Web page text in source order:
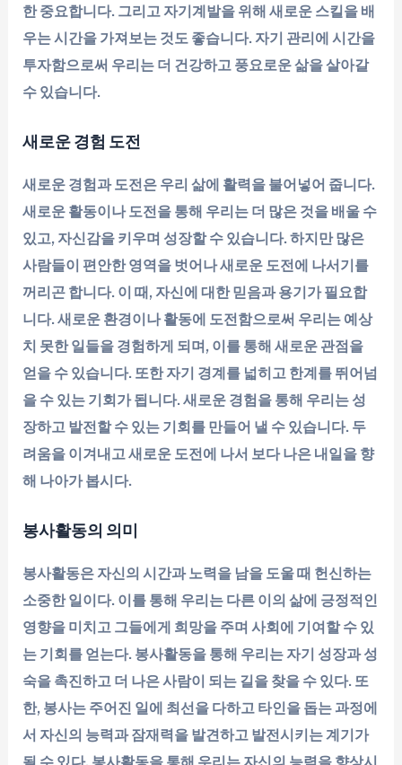
한 중요합니다. 그리고 자기계발을 위해 새로운 스킬을 배
우는 시간을 가져보는 것도 좋습니다. 자기 관리에 시간을
투자함으로써 우리는 더 건강하고 풍요로운 삶을 살아갈
수 있습니다.
새로운 경험 도전
새로운 경험과 도전은 우리 삶에 활력을 불어넣어 줍니다.
새로운 활동이나 도전을 통해 우리는 더 많은 것을 배울 수
있고, 자신감을 키우며 성장할 수 있습니다. 하지만 많은
사람들이 편안한 영역을 벗어나 새로운 도전에 나서기를
꺼리곤 합니다. 이 때, 자신에 대한 믿음과 용기가 필요합
니다. 새로운 환경이나 활동에 도전함으로써 우리는 예상
치 못한 일들을 경험하게 되며, 이를 통해 새로운 관점을
얻을 수 있습니다. 또한 자기 경계를 넓히고 한계를 뛰어넘
을 수 있는 기회가 됩니다. 새로운 경험을 통해 우리는 성
장하고 발전할 수 있는 기회를 만들어 낼 수 있습니다. 두
려움을 이겨내고 새로운 도전에 나서 보다 나은 내일을 향
해 나아가 봅시다.
봉사활동의 의미
봉사활동은 자신의 시간과 노력을 남을 도울 때 헌신하는
소중한 일이다. 이를 통해 우리는 다른 이의 삶에 긍정적인
영향을 미치고 그들에게 희망을 주며 사회에 기여할 수 있
는 기회를 얻는다. 봉사활동을 통해 우리는 자기 성장과 성
숙을 촉진하고 더 나은 사람이 되는 길을 찾을 수 있다. 또
한, 봉사는 주어진 일에 최선을 다하고 타인을 돕는 과정에
서 자신의 능력과 잠재력을 발견하고 발전시키는 계기가